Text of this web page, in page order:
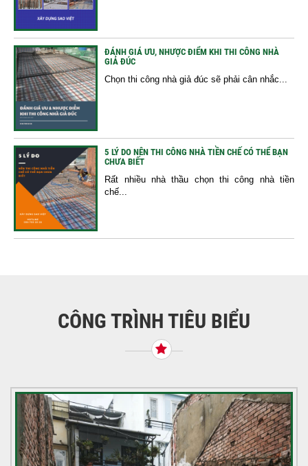
ĐÁNH GIÁ ƯU, NHƯỢC ĐIỂM KHI THI CÔNG NHÀ
GIẢ ĐÚC
Chọn thi công nhà giả đúc sẽ phải cân nhắc...
5 LÝ DO NÊN THI CÔNG NHÀ TIỀN CHẾ CÓ THỂ BẠN
CHƯA BIẾT
Rất nhiều nhà thầu chọn thi công nhà tiền
chế...
CÔNG TRÌNH TIÊU BIỂU